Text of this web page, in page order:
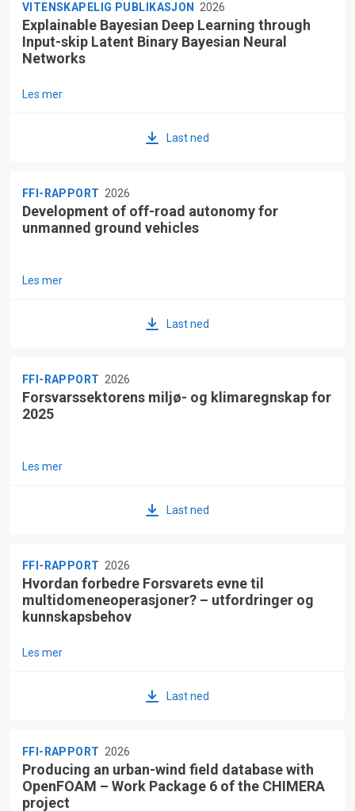
VITENSKAPELIG PUBLIKASJON 2026
Explainable Bayesian Deep Learning through
Input-skip Latent Binary Bayesian Neural
Networks
Les mer
Last ned
FFI-RAPPORT 2026
Development of off-road autonomy for
unmanned ground vehicles
Les mer
Last ned
FFI-RAPPORT 2026
Forsvarssektorens miljø- og klimaregnskap for
2025
Les mer
Last ned
FFI-RAPPORT 2026
Hvordan forbedre Forsvarets evne til
multidomeneoperasjoner? – utfordringer og
kunnskapsbehov
Les mer
Last ned
FFI-RAPPORT 2026
Producing an urban-wind field database with
OpenFOAM – Work Package 6 of the CHIMERA
project